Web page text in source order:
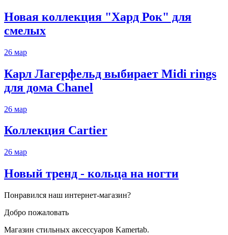
Новая коллекция "Хард Рок" для
смелых
26 мар
Карл Лагерфельд выбирает Midi rings
для дома Chanel
26 мар
Коллекция Cartier
26 мар
Новый тренд - кольца на ногти
Понравился наш интернет-магазин?
Добро пожаловать
Магазин стильных аксессуаров Kamertab.